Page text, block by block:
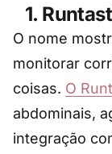
1.
O nome
monitorar
coisas. O
abdominais,
integração